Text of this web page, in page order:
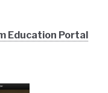
Education Portal